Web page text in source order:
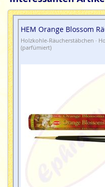
HEM Orange Blossom
Holzkohle-Räucherstäbchen ·
(parfümiert)